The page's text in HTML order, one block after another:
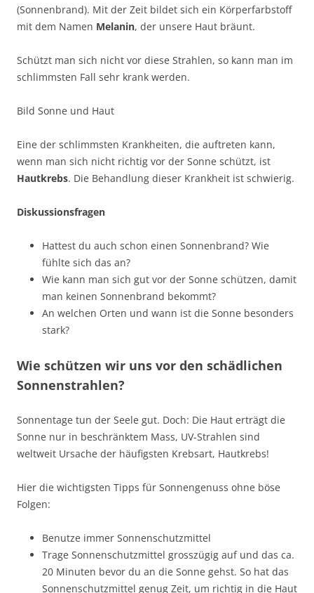
(Sonnenbrand). Mit der Zeit bildet sich ein Körperfarbstoff
mit dem Namen Melanin, der unsere Haut bräunt.
Schützt man sich nicht vor diese Strahlen, so kann man im
schlimmsten Fall sehr krank werden.
Bild Sonne und Haut
Eine der schlimmsten Krankheiten, die auftreten kann,
wenn man sich nicht richtig vor der Sonne schützt, ist
Hautkrebs. Die Behandlung dieser Krankheit ist schwierig.
Diskussionsfragen
Hattest du auch schon einen Sonnenbrand? Wie
fühlte sich das an?
Wie kann man sich gut vor der Sonne schützen, damit
man keinen Sonnenbrand bekommt?
An welchen Orten und wann ist die Sonne besonders
stark?
Wie schützen wir uns vor den schädlichen
Sonnenstrahlen?
Sonnentage tun der Seele gut. Doch: Die Haut erträgt die
Sonne nur in beschränktem Mass, UV-Strahlen sind
weltweit Ursache der häufigsten Krebsart, Hautkrebs!
Hier die wichtigsten Tipps für Sonnengenuss ohne böse
Folgen:
Benutze immer Sonnenschutzmittel
Trage Sonnenschutzmittel grosszügig auf und das ca.
20 Minuten bevor du an die Sonne gehst. So hat das
Sonnenschutzmittel genug Zeit, um richtig in die Haut